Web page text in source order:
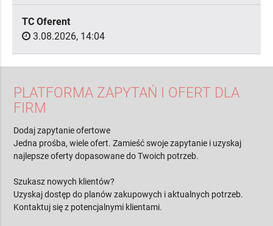
TC Oferent
3.08.2026, 14:04
PLATFORMA ZAPYTAŃ I OFERT DLA
FIRM
Dodaj zapytanie ofertowe
Jedna prośba, wiele ofert. Zamieść swoje zapytanie i uzyskaj
najlepsze oferty dopasowane do Twoich potrzeb.
Szukasz nowych klientów?
Uzyskaj dostęp do planów zakupowych i aktualnych potrzeb.
Kontaktuj się z potencjalnymi klientami.